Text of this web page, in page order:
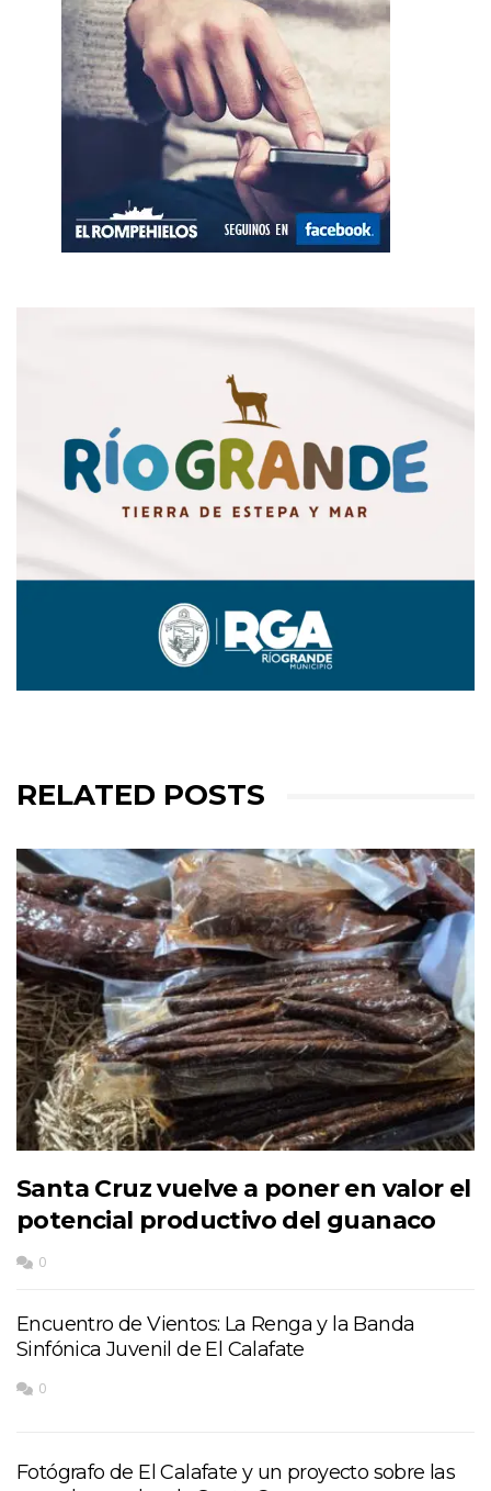
RELATED POSTS
Santa Cruz vuelve a poner en valor el
potencial productivo del guanaco
0
Encuentro de Vientos: La Renga y la Banda
Sinfónica Juvenil de El Calafate
0
Fotógrafo de El Calafate y un proyecto sobre las